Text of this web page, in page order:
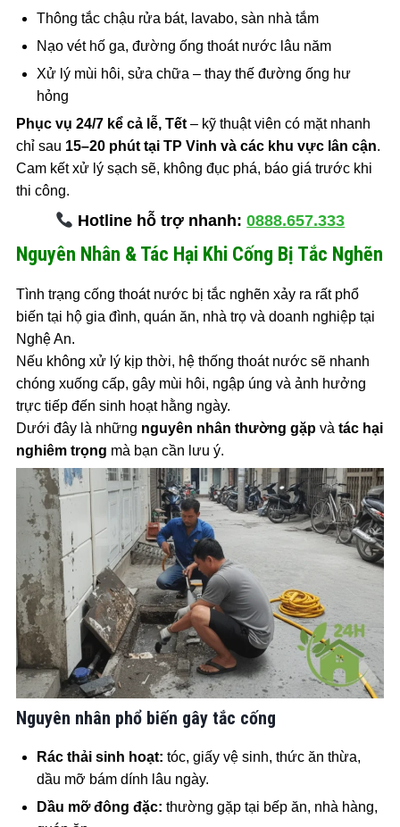
Thông tắc chậu rửa bát, lavabo, sàn nhà tắm
Nạo vét hố ga, đường ống thoát nước lâu năm
Xử lý mùi hôi, sửa chữa – thay thế đường ống hư
hỏng
Phục vụ 24/7 kể cả lễ, Tết– kỹ thuật viên có mặt nhanh
chỉ sau 15–20 phút tại TP Vinh và các khu vực lân cận.
Cam kết xử lý sạch sẽ, không đục phá, báo giá trước khi
thi công.
Hotline hỗ trợ nhanh:0888.657.333
Nguyên Nhân & Tác Hại Khi Cống Bị Tắc Nghẽn
Tình trạng cống thoát nước bị tắc nghẽn xảy ra rất phổ
biến tại hộ gia đình, quán ăn, nhà trọ và doanh nghiệp tại
Nghệ An.
Nếu không xử lý kịp thời, hệ thống thoát nước sẽ nhanh
chóng xuống cấp, gây mùi hôi, ngập úng và ảnh hưởng
trực tiếp đến sinh hoạt hằng ngày.
Dưới đây là những nguyên nhân thường gặp và tác hại
nghiêm trọng mà bạn cần lưu ý.
Nguyên nhân phổ biến gây tắc cống
Rác thải sinh hoạt: tóc, giấy vệ sinh, thức ăn thừa,
dầu mỡ bám dính lâu ngày.
Dầu mỡ đông đặc: thường gặp tại bếp ăn, nhà hàng,